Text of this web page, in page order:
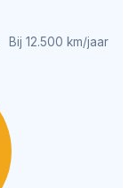
Bij 12.500 km/jaar